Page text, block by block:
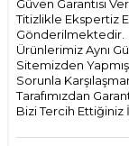
Güven Garantisi
Titizlikle Ekspertiz
Gönderilmektedir.
Ürünlerimiz Aynı
Sitemizden
Sorunla
Tarafımızdan
Bizi Tercih Ettiğiniz